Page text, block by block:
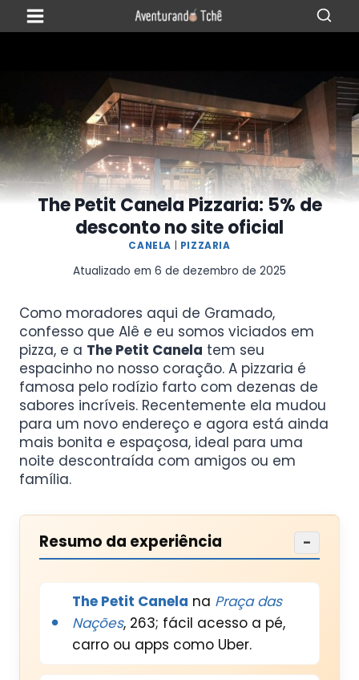
The Petit Canela Pizzaria: 5% de
desconto no site oficial
CANELA PIZZARIA
Atualizado em 6 de dezembro de 2025
Como moradores aqui de Gramado,
confesso que Alê e eu somos viciados em
pizza, e a The Petit Canela tem seu
espacinho no nosso coração. A pizzaria é
famosa pelo rodízio farto com dezenas de
sabores incríveis. Recentemente ela mudou
para um novo endereço e agora está ainda
mais bonita e espaçosa, ideal para uma
noite descontraída com amigos ou em
família.
Resumo da experiência −
The Petit Canela na Praça das
Nações, 263; fácil acesso a pé,
carro ou apps como Uber.